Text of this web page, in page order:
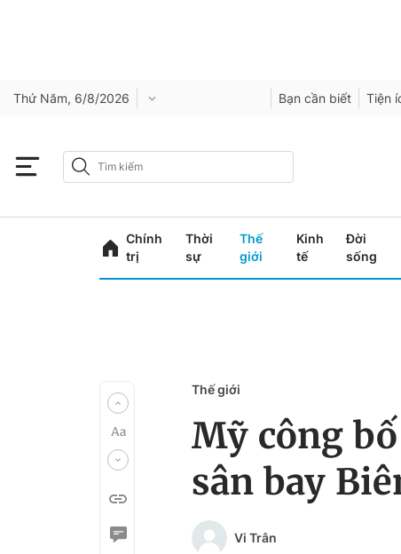
Thứ Năm, 6/8/2026 Bạn cần biết Tiện
Chính
trị
Thời
sự
Thế
giới
Kinh
tế
Đời
sống
Thế giới
Mỹ công
sân bay
Vi Trân